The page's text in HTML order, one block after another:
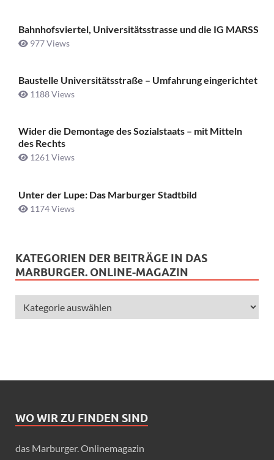
Bahnhofsviertel, Universitätsstrasse und die IG MARSS
977 Views
Baustelle Universitätsstraße ­– Umfahrung eingerichtet
1188 Views
Wider die Demontage des Sozialstaats – mit Mitteln
des Rechts
1261 Views
Unter der Lupe: Das Marburger Stadtbild
1174 Views
KATEGORIEN DER BEITRÄGE IN DAS
MARBURGER. ONLINE-MAGAZIN
WO WIR ZU FINDEN SIND
das Marburger. Onlinemagazin